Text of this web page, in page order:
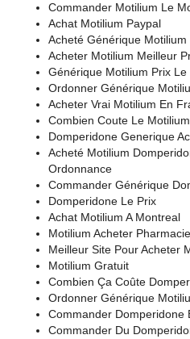
Commander Motilium Le
Achat Motilium Paypal
Acheté Générique Motilium
Acheter Motilium Meilleur
Générique Motilium Prix
Ordonner Générique
Acheter Vrai Motilium En
Combien Coute Le
Domperidone Generique
Acheté Motilium
Ordonnance
Commander Générique
Domperidone Le Prix
Achat Motilium A Montreal
Motilium Acheter Pharmacie
Meilleur Site Pour Acheter
Motilium Gratuit
Combien Ça Coûte
Ordonner Générique
Commander Domperidone
Commander Du